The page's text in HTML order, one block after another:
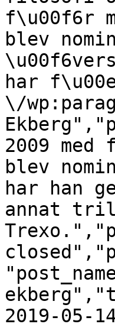
f\u00f6r
blev
har
\/
2009
blev
har han
annat
2019-05-